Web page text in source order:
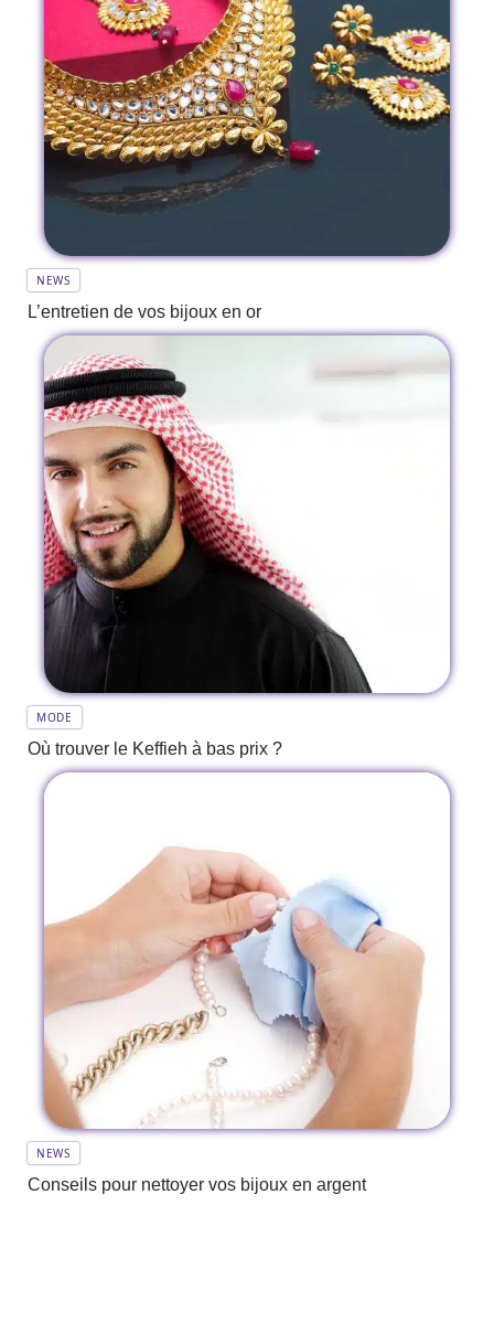
NEWS
L’entretien de vos bijoux en or
MODE
Où trouver le Keffieh à bas prix ?
NEWS
Conseils pour nettoyer vos bijoux en argent